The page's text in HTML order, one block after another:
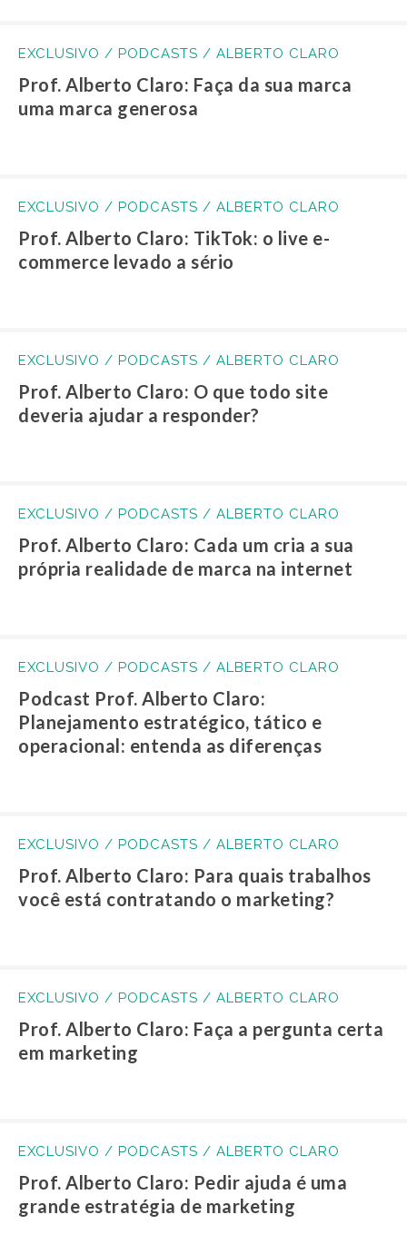
EXCLUSIVO / PODCASTS / ALBERTO CLARO
Prof. Alberto Claro: Faça da sua marca
uma marca generosa
EXCLUSIVO / PODCASTS / ALBERTO CLARO
Prof. Alberto Claro: TikTok: o live e-
commerce levado a sério
EXCLUSIVO / PODCASTS / ALBERTO CLARO
Prof. Alberto Claro: O que todo site
deveria ajudar a responder?
EXCLUSIVO / PODCASTS / ALBERTO CLARO
Prof. Alberto Claro: Cada um cria a sua
própria realidade de marca na internet
EXCLUSIVO / PODCASTS / ALBERTO CLARO
Podcast Prof. Alberto Claro:
Planejamento estratégico, tático e
operacional: entenda as diferenças
EXCLUSIVO / PODCASTS / ALBERTO CLARO
Prof. Alberto Claro: Para quais trabalhos
você está contratando o marketing?
EXCLUSIVO / PODCASTS / ALBERTO CLARO
Prof. Alberto Claro: Faça a pergunta certa
em marketing
EXCLUSIVO / PODCASTS / ALBERTO CLARO
Prof. Alberto Claro: Pedir ajuda é uma
grande estratégia de marketing